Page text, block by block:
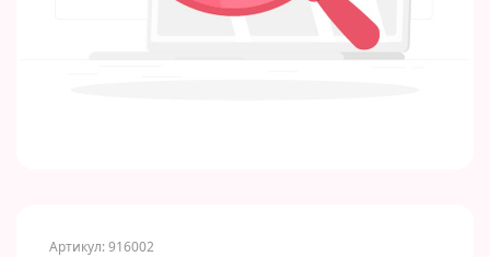
Артикул: 916002